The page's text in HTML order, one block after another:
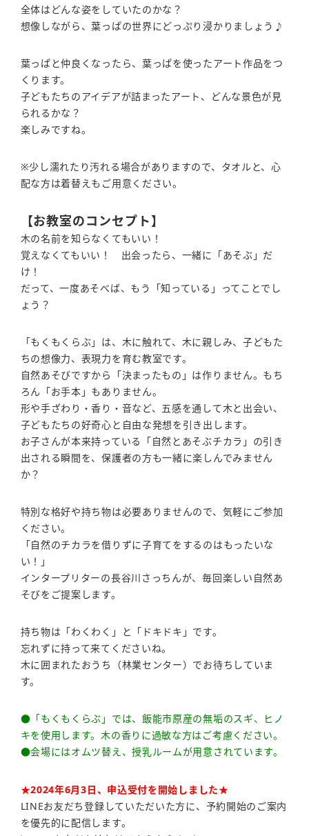
全体はどんな姿をしていたのかな？
想像しながら、葉っぱの世界にどっぷり浸かりましょう♪
葉っぱと仲良くなったら、葉っぱを使ったアート作品をつ
くります。
子どもたちのアイデアが詰まったアート、どんな景色が見
られるかな？
楽しみですね。
※少し濡れたり汚れる場合がありますので、タオルと、心
配な方は着替えもご用意ください。
【お教室のコンセプト】
木の名前を知らなくてもいい！
覚えなくてもいい！ 出会ったら、一緒に「あそぶ」だ
け！
だって、一度あそべば、もう「知っている」ってことでし
ょう？
「もくもくらぶ」は、木に触れて、木に親しみ、子どもた
ちの想像力、表現力を育む教室です。
自然あそびですから「決まったもの」は作りません。もち
ろん「お手本」もありません。
形や手ざわり・香り・音など、五感を通して木と出会い、
子どもたちの好奇心と自由な発想を引き出します。
お子さんが本来持っている「自然とあそぶチカラ」の引き
出される瞬間を、保護者の方も一緒に楽しんでみません
か？
特別な格好や持ち物は必要ありませんので、気軽にご参加
ください。
「自然のチカラを借りずに子育てをするのはもったいな
い！」
インタープリターの長谷川さっちんが、毎回楽しい自然あ
そびをご提案します。
持ち物は「わくわく」と「ドキドキ」です。
忘れずに持って来てくださいね。
木に囲まれたおうち（林業センター）でお待ちしていま
す。
●「もくもくらぶ」では、飯能市原産の無垢のスギ、ヒノ
キを使用します。木の香りに過敏な方はご考慮ください。
●会場にはオムツ替え、授乳ルームが用意されています。
★2024年6月3日、申込受付を開始しました★
LINEお友だち登録していただいた方に、予約開始のご案内
を優先的に配信します。